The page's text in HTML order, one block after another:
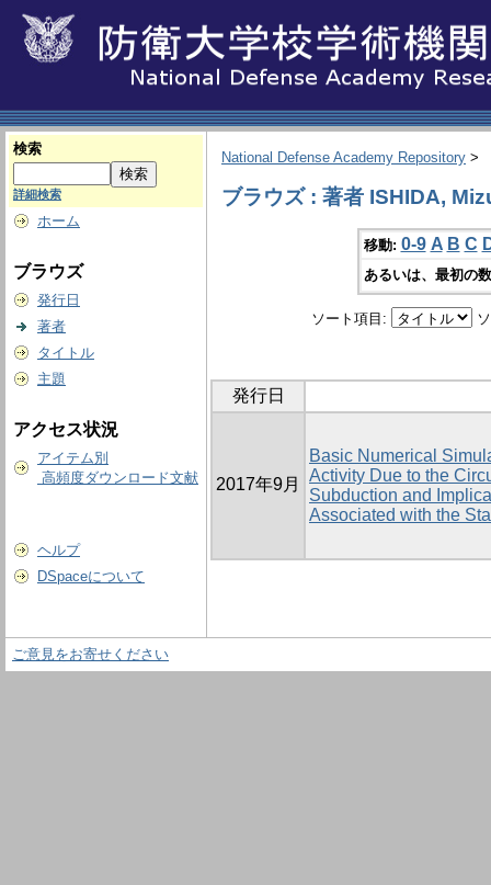
検索
詳細検索
ホーム
ブラウズ
発行日
著者
タイトル
主題
アクセス状況
アイテム別
高頻度ダウンロード文献
ヘルプ
DSpaceについて
National Defense Academy Repository >
ブラウズ : 著者 ISHIDA,
移動: 0-9 A B C
あるいは、最初の
ソート項目:
発行日
2017年9月
Basic Numerical
Activity Due to the
Subduction and
Associated with the
ご意見をお寄せください